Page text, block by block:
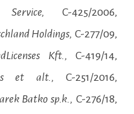
C-425/2006,
Holdings,C-277/09,
Kft., C-419/14,
et alt.,C-251/2016,
Batko sp.k.,C-276/18,